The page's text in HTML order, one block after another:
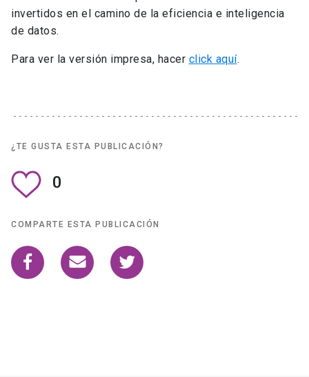
invertidos en el camino de la eficiencia e inteligencia
de datos.
Para ver la versión impresa, hacer click aquí.
¿TE GUSTA ESTA PUBLICACIÓN?
0
COMPARTE ESTA PUBLICACIÓN